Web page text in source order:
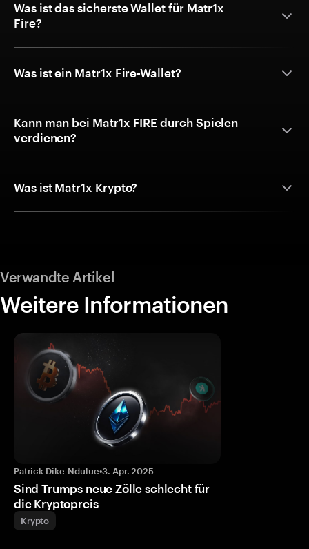
Was ist das sicherste Wallet für Matr1x
Fire?
Was ist ein Matr1x Fire-Wallet?
Kann man bei Matr1x FIRE durch Spielen
verdienen?
Was ist Matr1x Krypto?
Verwandte Artikel
Weitere Informationen
Patrick Dike-Ndulue•3. Apr. 2025
Sind Trumps neue Zölle schlecht für
die Kryptopreis
Krypto